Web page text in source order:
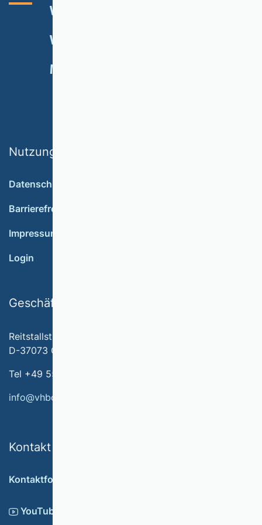
VHB-RATING 2024
VERANSTALTUNGEN
MITGLIED WERDEN
Nutzungsbedingungen
Datenschutz
Barrierefreiheit
Impressum
Login
Geschäftsstelle
Reitstallstr. 7
D-37073 Göttingen
Tel +49 551 79778-566
info@vhbonline.org
Kontakt
Kontaktformular
YouTube